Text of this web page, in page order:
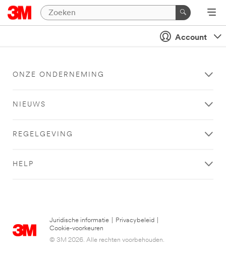
Account
ONZE ONDERNEMING
NIEUWS
REGELGEVING
HELP
Juridische informatie Privacybeleid
Cookie-voorkeuren
© 3M 2026. Alle rechten voorbehouden.